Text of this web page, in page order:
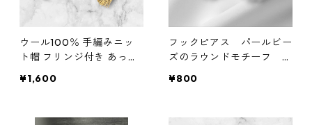
ウール100％ 手編みニッ
ト帽 フリンジ付き あった
¥1,600
フックピアス パールビー
ズのラウンドモチーフ シ
¥800